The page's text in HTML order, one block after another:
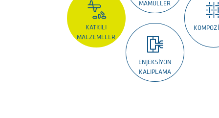
KATKILI
MALZEMELER
MAMULLER
ENJEKSIYON
KALIPLAMA